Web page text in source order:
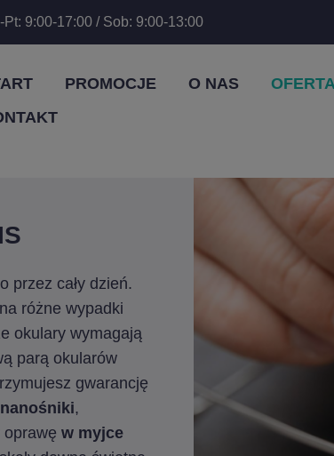
Pt: 9:00-17:00 / Sob: 9:00-13:00
PROMOCJE O NAS
przez cały dzień.
różne wypadki
okulary wymagają
parą okularów
gwarancję
nanośniki,
oprawę w myjce